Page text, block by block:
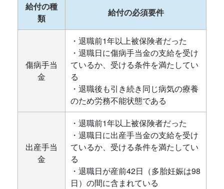
給付の種
類
給付の必須要件
傷病手当
金
・退職前1年以上被保険者だった
・退職日に傷病手当金の支給を受け
ているか、受ける条件を満たしてい
る
・退職後も引き続き同じ病気の療養
のため労務不能状態である
出産手当
金
・退職前1年以上被保険者だった
・退職日に出産手当金の支給を受け
ているか、受ける条件を満たしてい
る
・退職日が産前42日（多胎妊娠は98
日）の間に含まれている